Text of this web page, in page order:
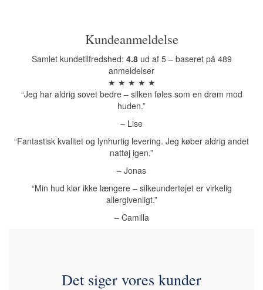
Kundeanmeldelse
Samlet kundetilfredshed: 4.8ud af 5 – baseret på 489
anmeldelser
★ ★ ★ ★ ★
“Jeg har aldrig sovet bedre – silken føles som en drøm mod
huden.”
– Lise
“Fantastisk kvalitet og lynhurtig levering. Jeg køber aldrig andet
nattøj igen.”
– Jonas
“Min hud klør ikke længere – silkeundertøjet er virkelig
allergivenligt.”
– Camilla
Det siger vores kunder